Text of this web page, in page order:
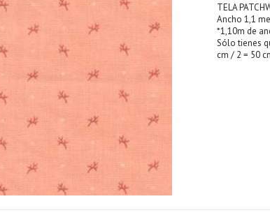
TELA
Ancho 1,1
*1,10m de
Sólo tienes
cm / 2 = 50